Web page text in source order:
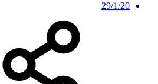
29/1/20